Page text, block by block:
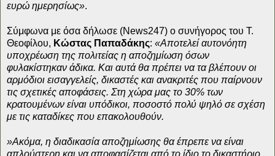
ευρώ ημερησίως».
Σύμφωνα με όσα δήλωσε (Νews247) o συνήγορος του Τ.
Θεοφίλου, Κώστας Παπαδάκης: «Αποτελεί αυτονόητη
υποχρέωση της πολιτείας η αποζημίωση όσων
φυλακίστηκαν άδικα. Και αυτά θα πρέπει να τα βλέπουν οι
αρμόδιοι εισαγγελείς, δικαστές και ανακριτές που παίρνουν
τις σχετικές αποφάσεις. Στη χώρα μας το 30% των
κρατουμένων είναι υπόδικοι, ποσοστό πολύ ψηλό σε σχέση
με τις καταδίκες που επακολουθούν.
»Ακόμα, η διαδικασία αποζημίωσης θα έπρεπε να είναι
απλούστερη και να αποφασίζεται από το ίδιο το δικαστήριο